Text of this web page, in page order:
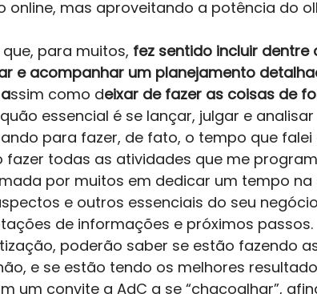
online, mas aproveitando a potência do
para muitos, fez sentido incluir dentre
e acompanhar um planejamento
ssim como deixar de fazer as coisas de
essencial é se lançar, julgar e analisar
para fazer, de fato, o tempo que falei
fazer todas as atividades que me
por muitos em dedicar um tempo na
e outros essenciais do seu
de informações e próximos passos.
poderão saber se estão fazendo
e se estão tendo os melhores
um convite a AdC a se “chacoalhar”,